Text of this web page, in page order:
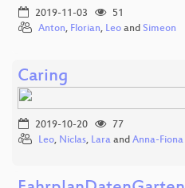
2019-11-03
51
Anton, Florian, Leo and Simeon
Caring
2019-10-20
77
Leo, Niclas, Lara and Anna-Fiona